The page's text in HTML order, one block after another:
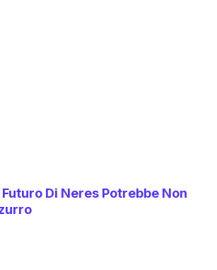
Di Neres Potrebbe Non